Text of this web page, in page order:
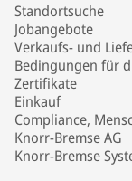
Standortsuche
Jobangebote
Verkaufs- und
Bedingungen für
Zertifikate
Einkauf
Compliance,
Knorr-Bremse AG
Knorr-Bremse